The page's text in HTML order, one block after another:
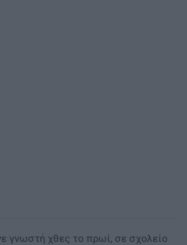
γνωστή χθες το πρωί, σε σχολείο